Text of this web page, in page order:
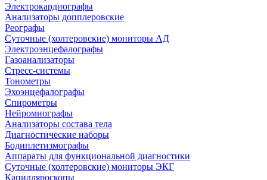
Электрокардиографы
Анализаторы допплеровские
Реографы
Суточные (холтеровские) мониторы АД
Электроэнцефалографы
Газоанализаторы
Стресс-системы
Тонометры
Эхоэнцефалографы
Спирометры
Нейромиографы
Анализаторы состава тела
Диагностические наборы
Бодиплетизмографы
Аппараты для функциональной диагностики
Суточные (холтеровские) мониторы ЭКГ
Капилляроскопы